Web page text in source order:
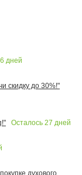
дней
скидку до 30%!"
Осталось 27 дней
духового